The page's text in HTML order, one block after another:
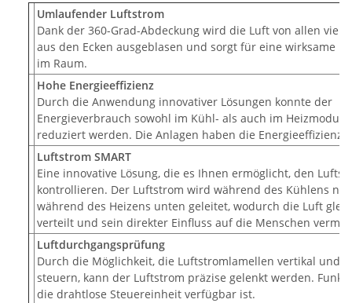
Umlaufender Luftstrom
Dank der 360-Grad-Abdeckung wird die Luft von allen vier
aus den Ecken ausgeblasen und sorgt für eine wirksame
im Raum.
Hohe Energieeffizienz
Durch die Anwendung innovativer Lösungen konnte der
Energieverbrauch sowohl im Kühl- als auch im Heizmodus
reduziert werden. Die Anlagen haben die
Luftstrom SMART
Eine innovative Lösung, die es Ihnen ermöglicht, den
kontrollieren. Der Luftstrom wird während des Kühlens
während des Heizens unten geleitet, wodurch die Luft
verteilt und sein direkter Einfluss auf die Menschen
Luftdurchgangsprüfung
Durch die Möglichkeit, die Luftstromlamellen vertikal und
steuern, kann der Luftstrom präzise gelenkt werden.
die drahtlose Steuereinheit verfügbar ist.